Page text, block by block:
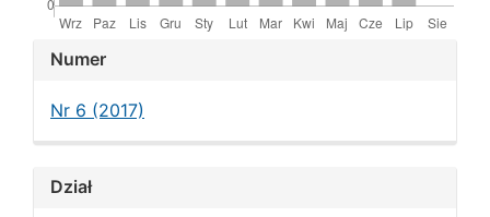
Article
Numer
Nr 6 (2017)
Dział